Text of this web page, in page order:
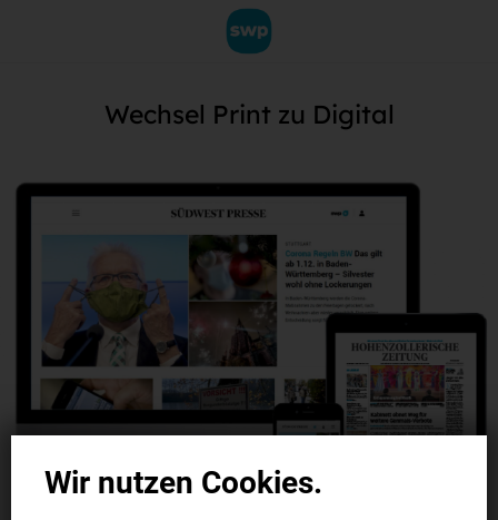
Wechsel Print zu Digital
Wir nutzen Cookies.